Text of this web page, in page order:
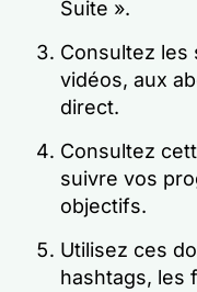
Suite ».
Consultez les
vidéos, aux
direct.
Consultez
suivre vos
objectifs.
Utilisez ces
hashtags, les